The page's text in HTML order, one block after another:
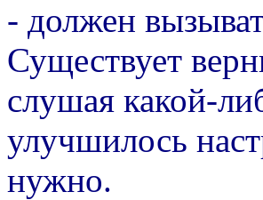
- должен
Существует
слушая какой-
улучшилось
нужно.